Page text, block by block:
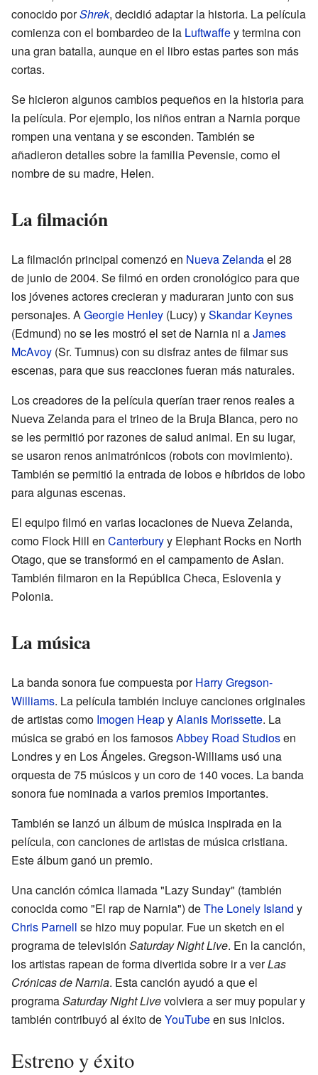
conocido porShrek, decidió adaptar la historia. La película
comienza con el bombardeo de la Luftwaffey termina con
una gran batalla, aunque en el libro estas partes son más
cortas.
Se hicieron algunos cambios pequeños en la historia para
la película. Por ejemplo, los niños entran a Narnia porque
rompen una ventana y se esconden. También se
añadieron detalles sobre la familia Pevensie, como el
nombre de su madre, Helen.
La filmación
La filmación principal comenzó en Nueva Zelandael 28
de junio de 2004. Se filmó en orden cronológico para que
los jóvenes actores crecieran y maduraran junto con sus
personajes. AGeorgie Henley (Lucy) ySkandar Keynes
(Edmund) no se les mostró el set de Narnia ni aJames
McAvoy (Sr. Tumnus) con su disfraz antes de filmar sus
escenas, para que sus reacciones fueran más naturales.
Los creadores de la película querían traer renos reales a
Nueva Zelanda para el trineo de la Bruja Blanca, pero no
se les permitió por razones de salud animal. En su lugar,
se usaron renos animatrónicos (robots con movimiento).
También se permitió la entrada de lobos e híbridos de lobo
para algunas escenas.
El equipo filmó en varias locaciones de Nueva Zelanda,
como Flock Hill en Canterburyy Elephant Rocks en North
Otago, que se transformó en el campamento de Aslan.
También filmaron en la República Checa, Eslovenia y
Polonia.
La música
La banda sonora fue compuesta porHarry Gregson-
Williams. La película también incluye canciones originales
de artistas como Imogen HeapyAlanis Morissette. La
música se grabó en los famososAbbey Road Studiosen
Londres y en Los Ángeles. Gregson-Williams usó una
orquesta de 75 músicos y un coro de 140 voces. La banda
sonora fue nominada a varios premios importantes.
También se lanzó un álbum de música inspirada en la
película, con canciones de artistas de música cristiana.
Este álbum ganó un premio.
Una canción cómica llamada "Lazy Sunday" (también
conocida como "El rap de Narnia") deThe Lonely Island y
Chris Parnell se hizo muy popular. Fue un sketch en el
programa de televisión Saturday Night Live. En la canción,
los artistas rapean de forma divertida sobre ir a verLas
Crónicas de Narnia. Esta canción ayudó a que el
programaSaturday Night Livevolviera a ser muy popular y
también contribuyó al éxito deYouTubeen sus inicios.
Estreno y éxito